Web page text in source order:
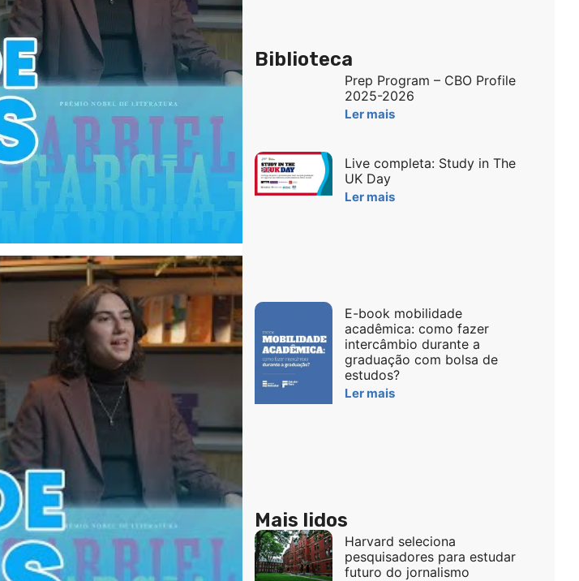
Biblioteca
Prep Program – CBO Profile
2025-2026
Ler mais
Live completa: Study in The
UK Day
Ler mais
E-book mobilidade
acadêmica: como fazer
intercâmbio durante a
graduação com bolsa de
estudos?
Ler mais
Mais lidos
Harvard seleciona
pesquisadores para estudar
futuro do jornalismo